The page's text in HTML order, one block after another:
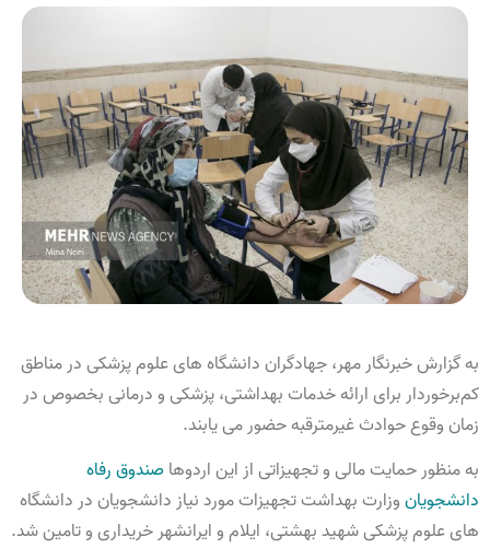
به گزارش خبرنگار مهر، جهادگران دانشگاه های علوم پزشکی در مناطق
کم‌برخوردار برای ارائه خدمات بهداشتی، پزشکی و درمانی بخصوص در
زمان وقوع حوادث غیرمترقبه حضور می یابند.
به منظور حمایت مالی و تجهیزاتی از این اردوهاصندوق رفاه
دانشجویانوزارت بهداشت تجهیزات مورد نیاز دانشجویان در دانشگاه
های علوم پزشکی شهید بهشتی، ایلام و ایرانشهر خریداری و تامین شد.